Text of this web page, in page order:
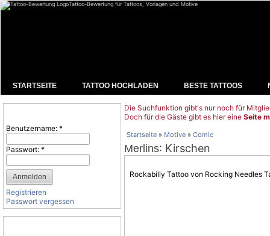
Tattoo-Bewertung für Tattoos, Vorlagen und Motive
STARTSEITE TATTOO HOCHLADEN BESTE TATTOOS
Benutzername: *
Passwort: *
Registrieren
Passwort vergessen
Die Suchfunktion gibt's nur noch für
Doch für die Gäste gibt es hier eine Seite
Startseite » Motive » Comic
Merlins: Kirschen
Rockabilly Tattoo von Rocking Needles